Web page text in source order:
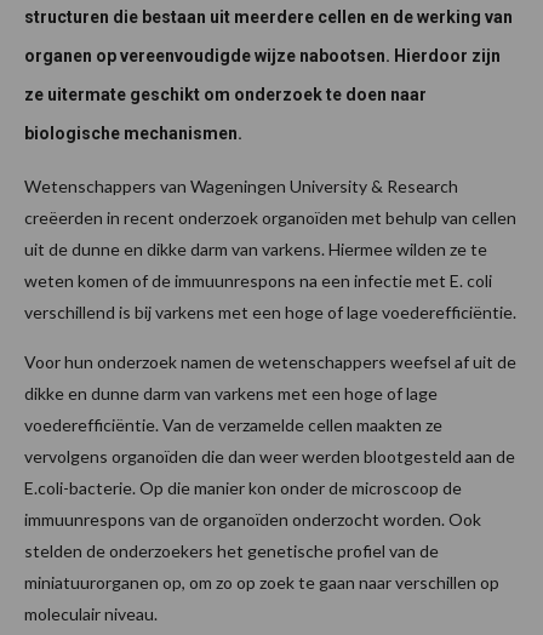
structuren die bestaan uit meerdere cellen en de werking van
organen op vereenvoudigde wijze nabootsen. Hierdoor zijn
ze uitermate geschikt om onderzoek te doen naar
biologische mechanismen.
Wetenschappers van Wageningen University & Research
creëerden in recent onderzoek organoïden met behulp van cellen
uit de dunne en dikke darm van varkens. Hiermee wilden ze te
weten komen of de immuunrespons na een infectie met E. coli
verschillend is bij varkens met een hoge of lage voederefficiëntie.
Voor hun onderzoek namen de wetenschappers weefsel af uit de
dikke en dunne darm van varkens met een hoge of lage
voederefficiëntie. Van de verzamelde cellen maakten ze
vervolgens organoïden die dan weer werden blootgesteld aan de
E.coli-bacterie. Op die manier kon onder de microscoop de
immuunrespons van de organoïden onderzocht worden. Ook
stelden de onderzoekers het genetische profiel van de
miniatuurorganen op, om zo op zoek te gaan naar verschillen op
moleculair niveau.